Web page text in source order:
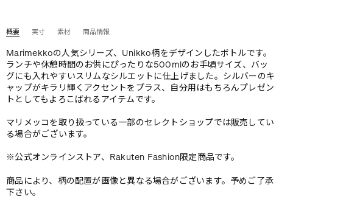
概要
Marimekkoの人気シリーズ、Unikko柄をデザインしたボトルです。
ランチや休憩時間のお供にぴったりな500mlのお手頃サイズ、バッ
グにも入れやすいスリムなシルエットに仕上げました。シルバーのキ
ャップがキラリ輝くアクセントをプラス、自分用はもちろんプレゼン
トとしてもよろこばれるアイテムです。
マリメッコを取り扱っている一部のセレクトショップでは販売してい
る場合がございます。
※公式オンラインストア、Rakuten Fashion限定商品です。
商品により、柄の配置が画像と異なる場合がございます。予めご了承
下さい。
実寸 素材 商品情報